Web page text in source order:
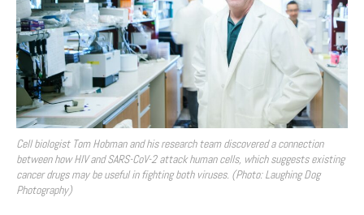
Cell biologist Tom Hobman and his research team discovered a connection
between how HIV and SARS-CoV-2 attack human cells, which suggests existing
cancer drugs may be useful in fighting both viruses. (Photo: Laughing Dog
Photography)